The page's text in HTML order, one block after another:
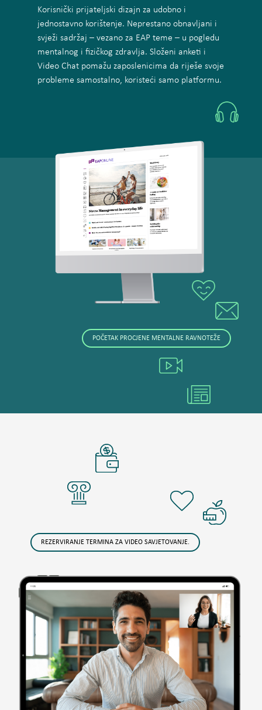
Korisnički prijateljski dizajn za udobno i
jednostavno korištenje. Neprestano obnavljani i
svježi sadržaj – vezano za EAP teme – u pogledu
mentalnog i fizičkog zdravlja. Složeni anketi i
Video Chat pomažu zaposlenicima da riješe svoje
probleme samostalno, koristeći samo platformu.
POČETAK PROCJENE MENTALNE RAVNOTEŽE
REZERVIRANJE TERMINA ZA VIDEO SAVJETOVANJE.